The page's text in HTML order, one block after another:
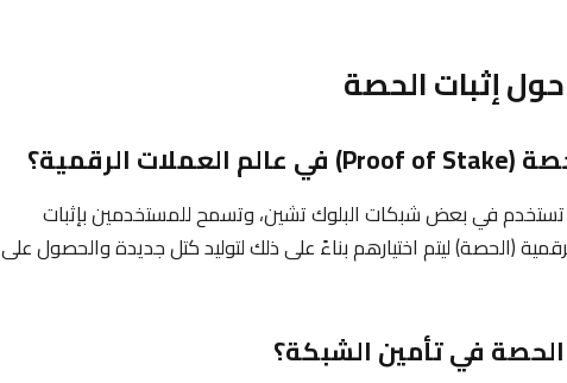
حول إثبات الحصة
تستخدم في بعض شبكات البلوك تشين، وتسمح للمستخدمين بإثبات
(الحصة) ليتم اختيارهم بناءً على ذلك لتوليد كتل جديدة والحصول على